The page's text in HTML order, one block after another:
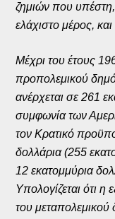
ζημιών που
ελάχιστο μέρος,
Μέχρι του έτους
προπολεμικού
ανέρχεται σε 261
συμφωνία των
τον Κρατικό
δολλάρια (255
12 εκατομμύρια
Υπολογίζεται ότι
του μεταπολεμικού